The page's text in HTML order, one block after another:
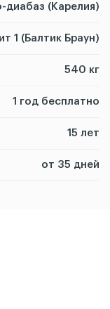
диабаз (Карелия)
1 (Балтик Браун)
540 кг
1 год бесплатно
15 лет
от 35 дней